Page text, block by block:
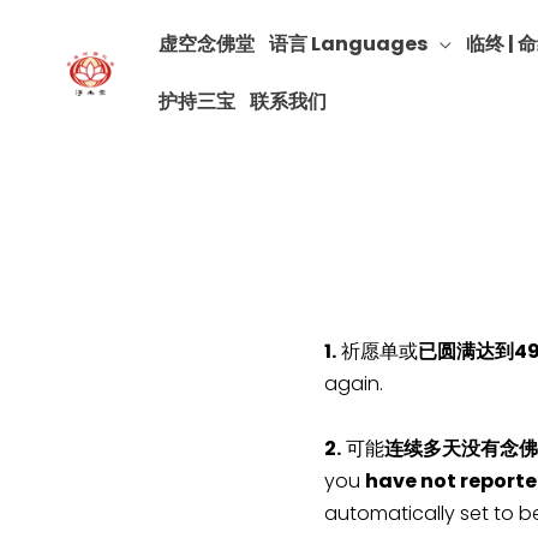
虚空念佛堂 语言 Languages 临终 |
护持三宝 联系我们
1.祈愿单或已圆满达到
again.
2.可能连续多天没有念
you have not
automatically set to